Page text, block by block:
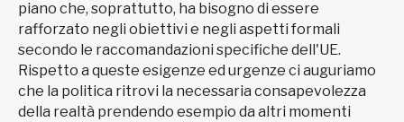
piano che, soprattutto, ha bisogno di essere
rafforzato negli obiettivi e negli aspetti formali
secondo le raccomandazioni specifiche dell'UE.
Rispetto a queste esigenze ed urgenze ci auguriamo
che la politica ritrovi la necessaria consapevolezza
della realtà prendendo esempio da altri momenti